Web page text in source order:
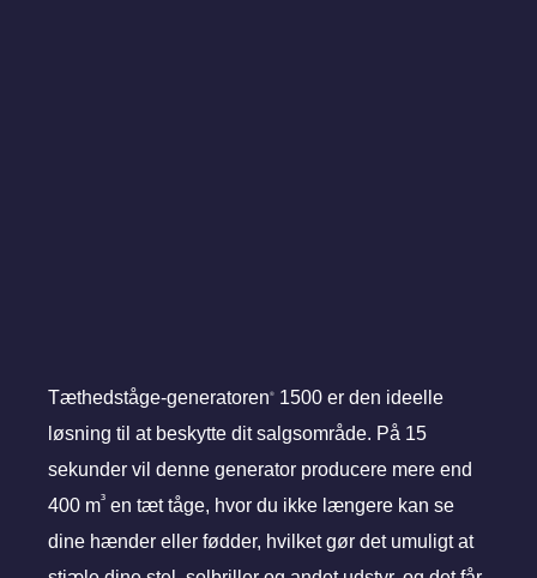
Tæthedståge-generatoren ®
1500 er den ideelle
løsning til at beskytte dit salgsområde. På 15
sekunder vil denne generator producere mere end
400 m³ en tæt tåge, hvor du ikke længere kan se
dine hænder eller fødder, hvilket gør det umuligt at